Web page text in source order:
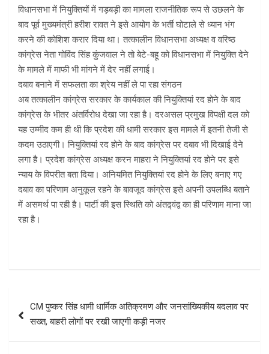
विधानसभा में नियुक्तियों में गड़बड़ी का मामला राजनीतिक रूप से उछलने के
बाद पूर्व मुख्यमंत्री हरीश रावत ने इसे आयोग के भर्ती घोटाले से ध्यान भंग
करने की कोशिश करार दिया था। तत्कालीन विधानसभा अध्यक्ष व वरिष्ठ
कांग्रेस नेता गोविंद सिंह कुंजवाल ने तो बेटे-बहू को विधानसभा में नियुक्ति देने
के मामले में माफी भी मांगने में देर नहीं लगाई।
दबाव बनाने में सफलता का श्रेय नहीं ले पा रहा संगठन
अब तत्कालीन कांग्रेस सरकार के कार्यकाल की नियुक्तियां रद होने के बाद
कांग्रेस के भीतर अंतर्विरोध देखा जा रहा है। दरअसल प्रमुख विपक्षी दल को
यह उम्मीद कम ही थी कि प्रदेश की धामी सरकार इस मामले में इतनी तेजी से
कदम उठाएगी। नियुक्तियां रद होने के बाद कांग्रेस पर दबाव भी दिखाई देने
लगा है। प्रदेश कांग्रेस अध्यक्ष करन माहरा ने नियुक्तियां रद होने पर इसे
न्याय के विपरीत बता दिया। अनियमित नियुक्तियां रद होने के लिए बनाए गए
दबाव का परिणाम अनुकूल रहने के बावजूद कांग्रेस इसे अपनी उपलब्धि बताने
में असमर्थ पा रही है। पार्टी की इस स्थिति को अंतद्र्वंद्व का ही परिणाम माना जा
रहा है।
navigation
CM पुष्कर सिंह धामी धार्मिक अतिक्रमण और जनसांख्यिकीय बदलाव पर
सख्‍त, बाहरी लोगों पर रखी जाएगी कड़ी नजर